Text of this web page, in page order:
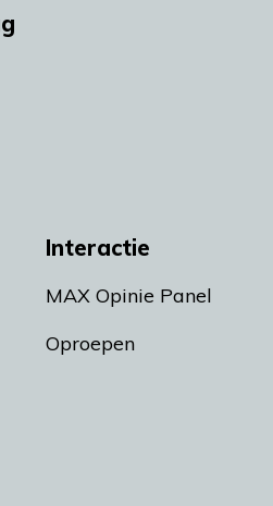
Interactie
MAX Opinie Panel
Oproepen